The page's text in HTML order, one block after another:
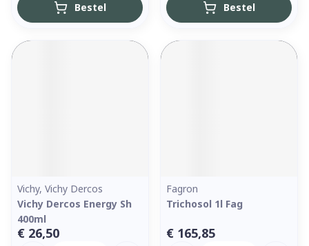
Bestel Bestel
Vichy, Vichy Dercos
Vichy Dercos Energy Sh
400ml
€ 26,50
Fagron
Trichosol 1l Fag
€ 165,85